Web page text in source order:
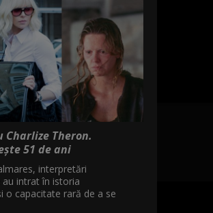
Charlize Theron.
51 de ani
interpretări
intrat în istoria
o capacitate rară de a se